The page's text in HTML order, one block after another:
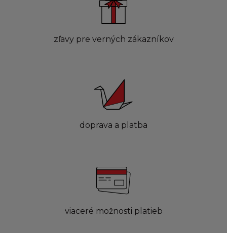
zľavy pre verných zákazníkov
doprava a platba
viaceré možnosti platieb